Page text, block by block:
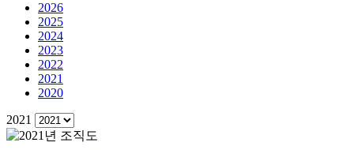
2026
2025
2024
2023
2022
2021
2020
2021